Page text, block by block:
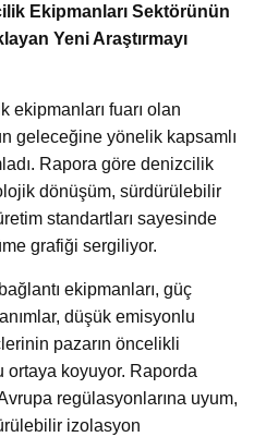
Ekipmanları Sektörünün
Yeni Araştırmayı
ekipmanları fuarı olan
geleceğine yönelik kapsamlı
Rapora göre denizcilik
dönüşüm, sürdürülebilir
standartları sayesinde
grafiği sergiliyor.
ekipmanları, güç
düşük emisyonlu
pazarın öncelikli
koyuyor. Raporda
regülasyonlarına uyum,
izolasyon